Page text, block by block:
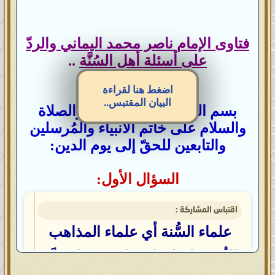
فتاوى الإمام ناصر محمد اليماني والردّ
على أسئلة أهل السُنَّة ..
بسم الله الرحمن الرحيم، والصلاة
والسلام على خاتم الأنبياء والمُرسلين
والتابعين للحقّ إلى يوم الدين:
السؤال الأول:
اقتباس المشاركة :
علماء السُّنة أي علماء المذاهب
الأربعة اختلفوا فيما بينهم فلم يدَّعِ
اضغط هنا لقراءة
البيان المقتبس..